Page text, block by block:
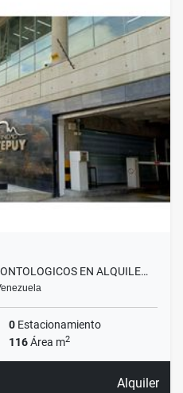
EN ALQUILE…
0 Estacionamiento
116Área m2
Alquiler